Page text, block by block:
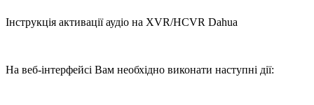
Інструкція активації аудіо на XVR/HCVR Dahua
На веб-інтерфейсі Вам необхідно виконати наступні дії: